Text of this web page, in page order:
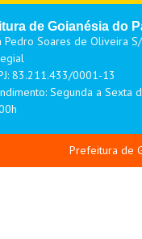
de Goianésia do
Pedro Soares de Oliveira
83.211.433/0001-13
Segunda a Sexta
Prefeitura de